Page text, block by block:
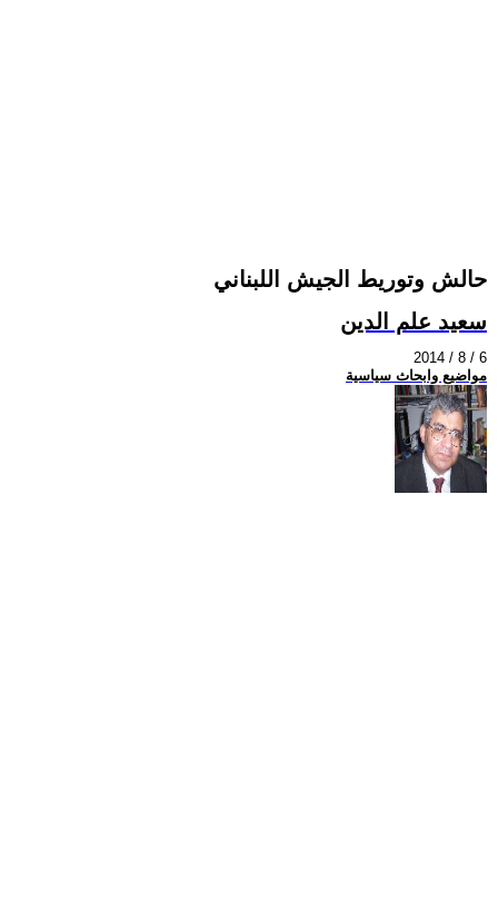
حالش وتوريط الجيش اللبناني
سعيد علم الدين
2014 / 8 / 6
مواضيع وابحاث سياسية